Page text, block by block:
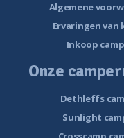
Algemene
Ervaringen van
Inkoop
Onze
Dethleffs
Sunlight